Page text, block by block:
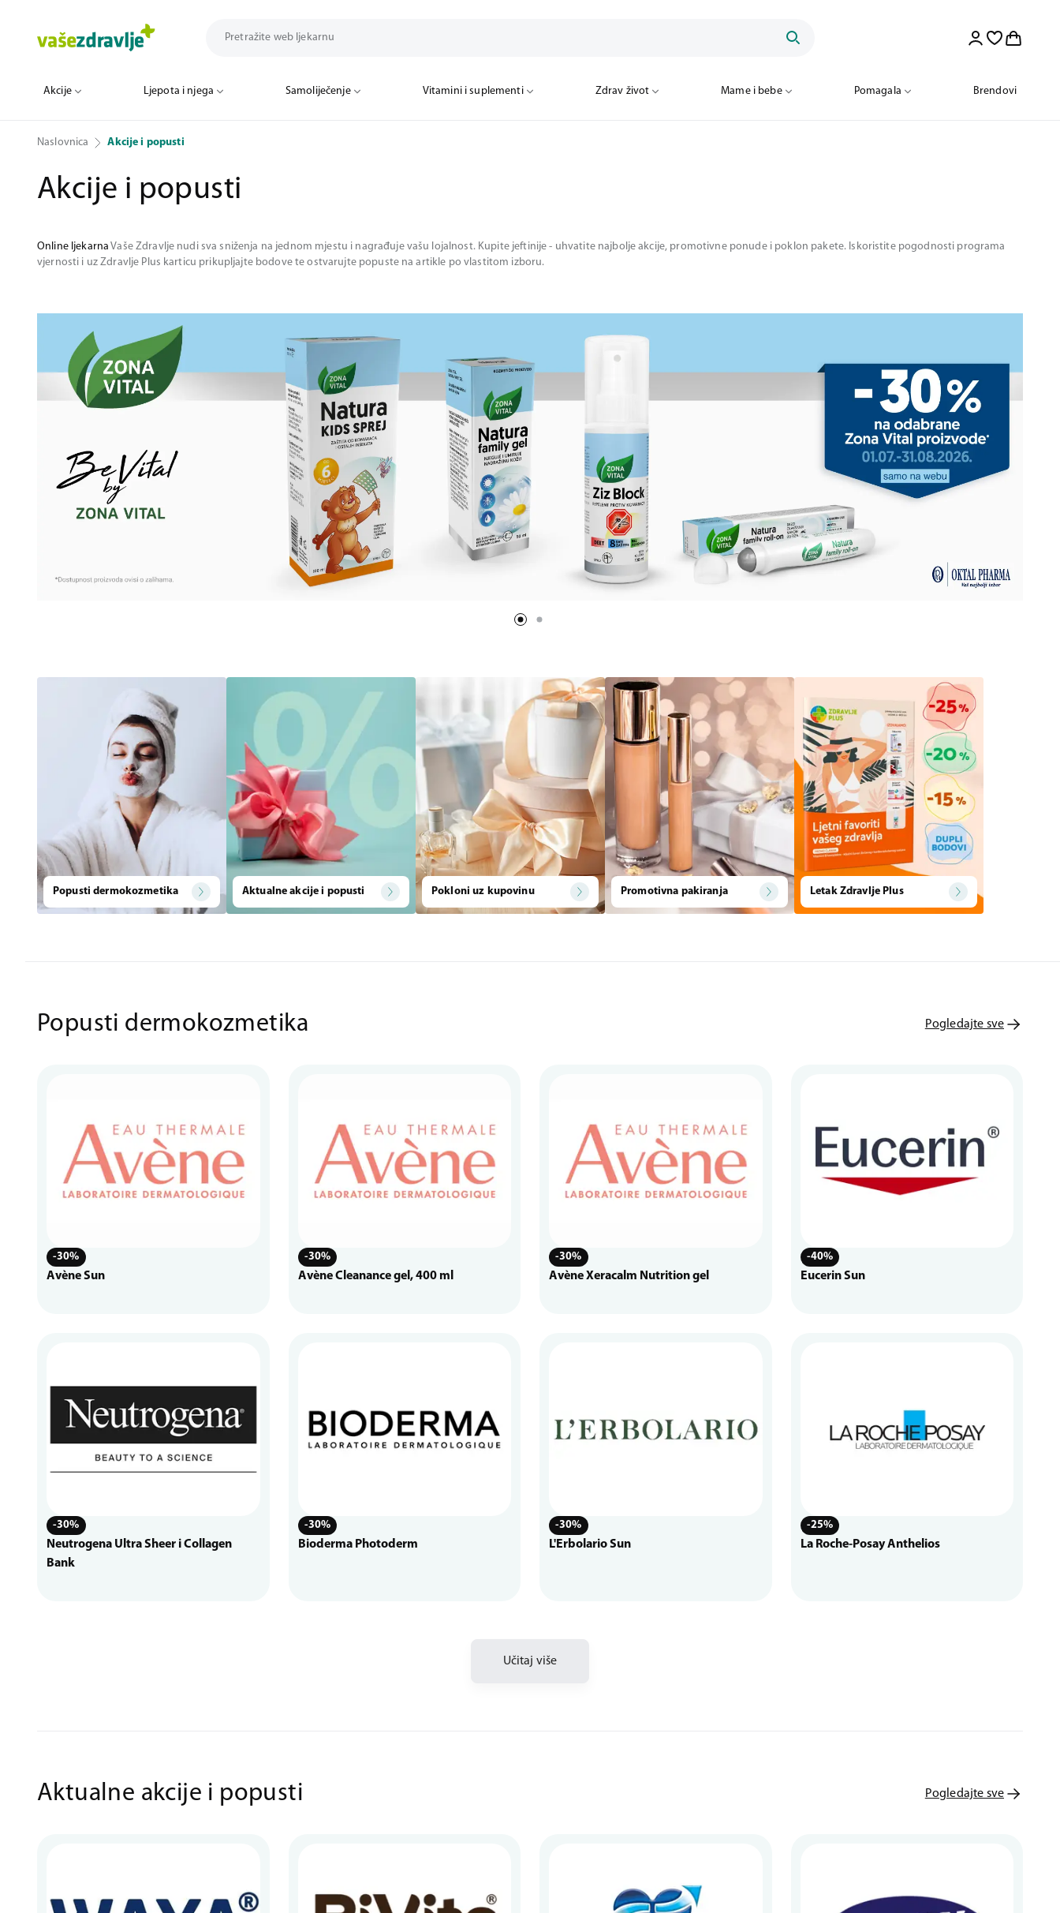
Akcije Ljepota i njega Samoliječenje Vitamini i suplementi Zdrav život Mame i bebe Pomagala Brendovi
Naslovnica Akcije i popusti
Akcije i popusti
Online ljekarna Vaše Zdravlje nudi sva sniženja na jednom mjestu i nagrađuje vašu lojalnost. Kupite jeftinije - uhvatite najbolje akcije, promotivne ponude i poklon pakete. Iskoristite pogodnosti programa
vjernosti i uz Zdravlje Plus karticu prikupljajte bodove te ostvarujte popuste na artikle po vlastitom izboru.
Popusti dermokozmetika Aktualne akcije i popusti Pokloni uz kupovinu Promotivna pakiranja Letak Zdravlje Plus
Popusti dermokozmetika Pogledajte sve
-30%
Avène Sun
-30%
Avène Cleanance gel, 400 ml
-30%
Avène Xeracalm Nutrition gel
-40%
Eucerin Sun
-30%
Neutrogena Ultra Sheer i Collagen
Bank
-30%
Bioderma Photoderm
-30%
L'Erbolario Sun
-25%
La Roche-Posay Anthelios
Učitaj više
Aktualne akcije i popusti Pogledajte sve